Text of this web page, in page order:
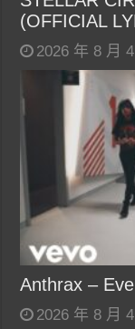
(OFFICIAL
2026 年 8 月 4
Anthrax –
2026 年 8 月 4